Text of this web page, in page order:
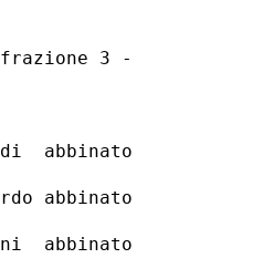
3 -
abbinato
abbinato
abbinato